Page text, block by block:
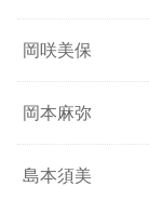
岡咲美保
岡本麻弥
島本須美